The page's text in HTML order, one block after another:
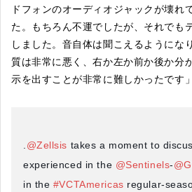
ドフォンのオーディオジャックが壊れ
た。もちろん不運でしたが、それでも
しました。音自体は聞こえるようにな
質は非常に悪く、右か左か前か後か分
示を出すことが非常に難しかったです
@Zellsis takes a moment to
experienced in the @Sentinels-
in the #VCTAmericas regular-